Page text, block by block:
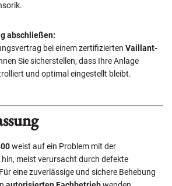
abschließen:
bei einem zertifizierten Vaillant-
Sie sicherstellen, dass Ihre Anlage
und optimal eingestellt bleibt.
weist auf ein Problem mit der
meist verursacht durch defekte
eine zuverlässige und sichere Behebung